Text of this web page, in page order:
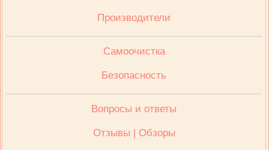
Производители
Cамоочистка
Безопасность
Вопросы и ответы
Отзывы | Обзоры